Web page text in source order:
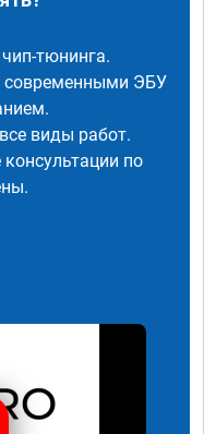
тюнинга.
современными ЭБУ
виды работ.
по